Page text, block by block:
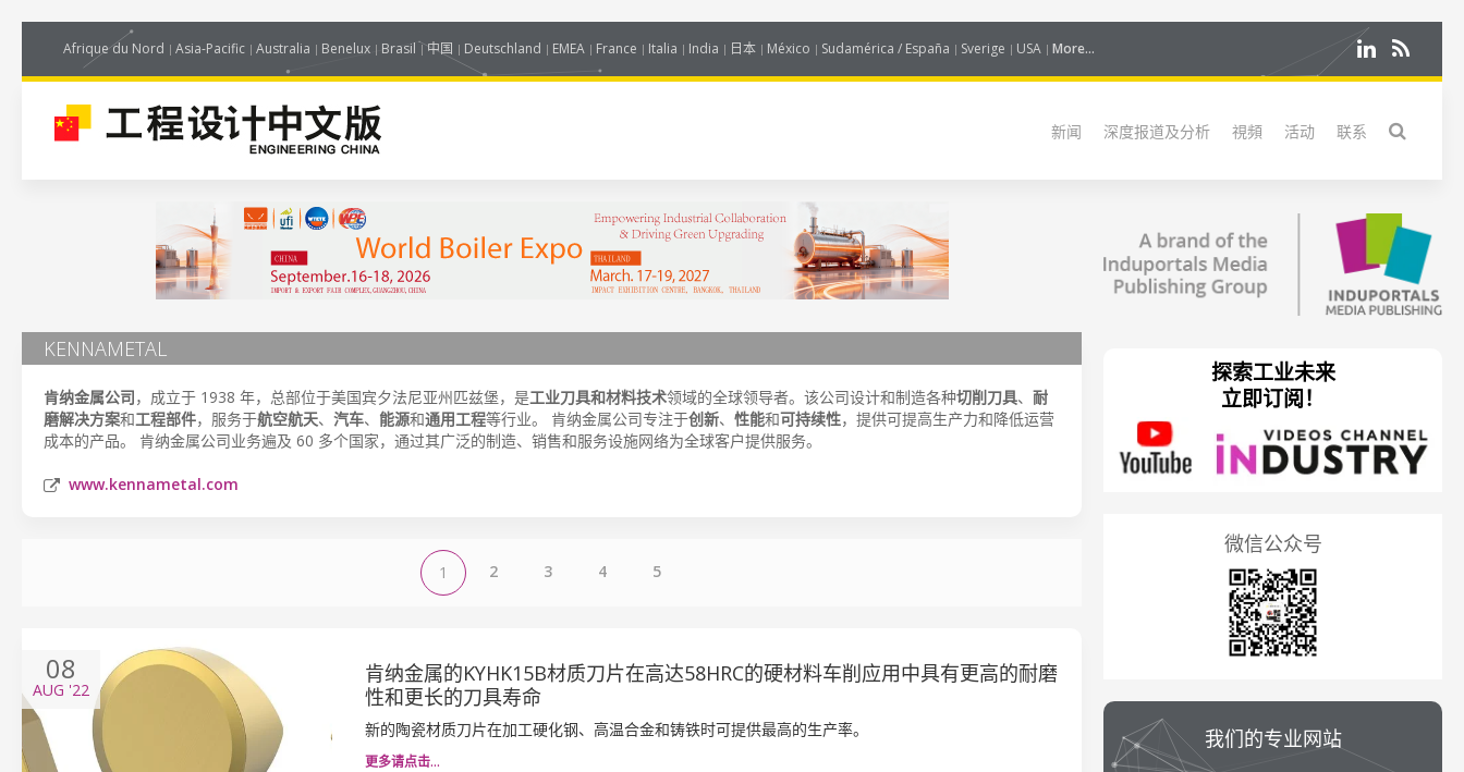
Afrique du Nord Asia-Pacific Australia Benelux Brasil 中国 Deutschland EMEA France Italia India 日本 México Sudamérica / España Sverige USA More...
新闻 深度报道及分析 視頻 活动 联系
KENNAMETAL
肯纳金属公司，成立于 1938 年，总部位于美国宾夕法尼亚州匹兹堡，是工业刀具和材料技术领域的全球领导者。该公司设计和制造各种切削刀具、 耐
磨解决方案和工程部件，服务于航空航天、 汽车、 能源和通用工程等行业。 肯纳金属公司专注于创新、 性能和可持续性，提供可提高生产力和降低运营
成本的产品。 肯纳金属公司业务遍及 60 多个国家，通过其广泛的制造、销售和服务设施网络为全球客户提供服务。
www.kennametal.com
1 2 3 4 5
08
AUG '22
肯纳金属的KYHK15B材质刀片在高达58HRC的硬材料车削应用中具有更高的耐磨
性和更长的刀具寿命
新的陶瓷材质刀片在加工硬化钢、高温合金和铸铁时可提供最高的生产率。
更多请点击…
探索工业未来
立即订阅！
微信公众号
我们的专业网站